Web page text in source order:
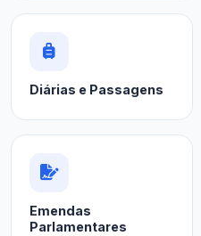
Diárias e Passagens
Emendas
Parlamentares